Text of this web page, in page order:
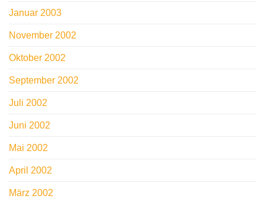
Januar 2003
November 2002
Oktober 2002
September 2002
Juli 2002
Juni 2002
Mai 2002
April 2002
März 2002